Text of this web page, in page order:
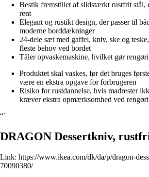
Bestik fremstillet af slidstærkt rustfrit stål,
rent
Elegant og rustikt design, der passer til
moderne borddækninger
24-dele sæt med gaffel, kniv, ske og
fleste behov ved bordet
Tåler opvaskemaskine, hvilket gør
Produktet skal vaskes, før det bruges
være en ekstra opgave for forbrugeren
Risiko for rustdannelse, hvis madrester
kræver ekstra opmærksomhed ved
“`
DRAGON Dessertkniv,
Link: https://www.ikea.com/dk/da/p/dragon-
70090380/